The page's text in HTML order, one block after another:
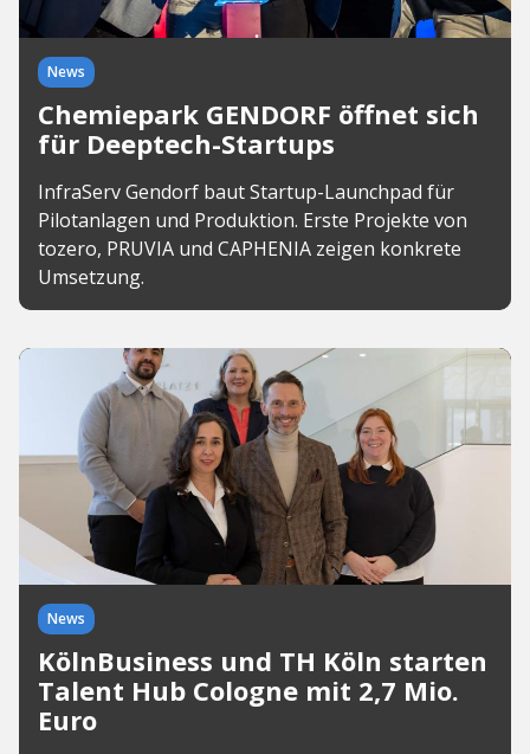
News
Chemiepark GENDORF öffnet sich
für Deeptech-Startups
InfraServ Gendorf baut Startup-Launchpad für
Pilotanlagen und Produktion. Erste Projekte von
tozero, PRUVIA und CAPHENIA zeigen konkrete
Umsetzung.
News
KölnBusiness und TH Köln starten
Talent Hub Cologne mit 2,7 Mio.
Euro